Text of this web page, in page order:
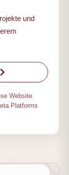
und
Website.
Platforms